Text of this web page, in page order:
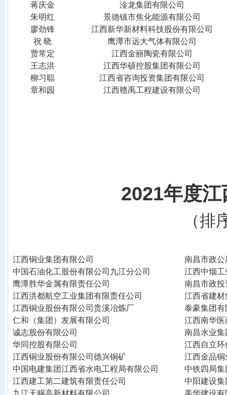
蒋庆金
淦龙集团有限公司
朱明红
景德镇市焦化能源有限公司
廖劲锋
江西新华新材料科技股份有限公司
祝 晓
鹰潭市远大气体有限公司
贾常定
江西金丽陶瓷有限公司
王志洪
江西华硕控股集团有限公司
柳习聪
江西省咨询投资集团有限公司
章和园
江西赣禹工程建设有限公司
2021年度江
（排
江西铜业集团有限公司
南昌市政
中国石油化工股份有限公司九江分公司
江西中烟
鹰潭胜华金属有限责任公司
南昌市政
江西洪都航空工业集团有限责任公司
江西省建
江西铜业股份有限公司贵溪冶炼厂
泰豪集团有
仁和（集团）发展有限公司
江西南华
诚志股份有限公司
南昌水业
华同控股有限公司
江西自立
江西铜业股份有限公司德兴铜矿
江西金品
中国电建集团江西省水电工程局有限公司
中铁四局
江西建工第二建筑有限责任公司
中阳建设
九江天赐高新材料有限公司
美华建设有